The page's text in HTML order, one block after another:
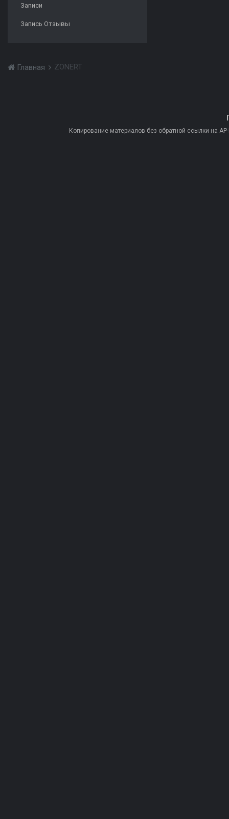
Записи
Запись Отзывы
Главная ZONERT
Копирование материалов без обратной ссылки на